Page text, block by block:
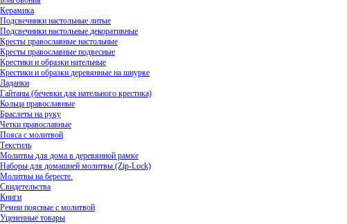
Керамика
Подсвечники настольные литые
Подсвечники настольные декоративные
Кресты православные настольные
Кресты православные подвесные
Крестики и образки нательные
Крестики и образки деревянные на шнурке
Ладанки
Гайтаны (бечевки для нательного крестика)
Кольца православные
Браслеты на руку
Четки православные
Пояса с молитвой
Текстиль
Молитвы для дома в деревянной рамке
Наборы для домашней молитвы (Zip-Lock)
Молитвы на бересте.
Свидетельства
Книги
Ремни поясные с молитвой
Уцененные товары